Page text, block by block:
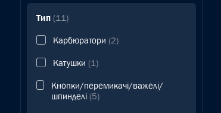
Тип (11)
Карбюратори (2)
Катушки (1)
Кнопки/перемикачі/важелі/
шпинделі (5)